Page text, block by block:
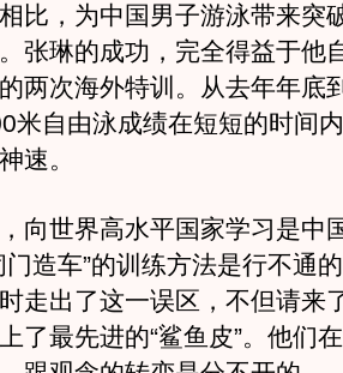
，为中国男子游泳带来突
张琳的成功，完全得益于他
两次海外特训。从去年年底
米自由泳成绩在短短的时间
速。
世界高水平国家学习是中
门造车”的训练方法是行不通
走出了这一误区，不但请来
了最先进的“鲨鱼皮”。他们